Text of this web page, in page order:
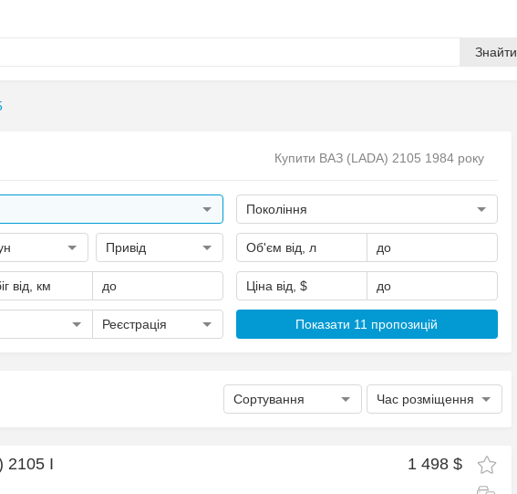
Знайти
Купити ВАЗ (LADA) 2105 1984 року
Покоління
Привід Об'єм від, л до
від, км до Ціна від, $ до
Реєстрація Показати 11 пропозицій
Сортування Час розміщення
2105 I 1 498 $